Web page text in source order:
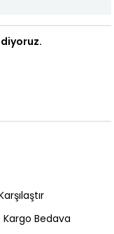
Kargo Bedava